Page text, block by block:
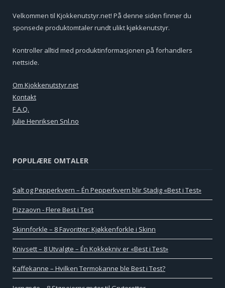
Velkommen til Kjokkenutstyr.net! På denne siden finner du
sponsede produktomtaler rundt ulikt kjøkkenutstyr.
Kontroller alltid med produktinformasjonen på forhandlers
nettside.
Om Kjokkenutstyr.net
Kontakt
F.A.Q.
Julie Henriksen Snl.no
POPULÆRE OMTALER
Salt og Pepperkvern – Én Pepperkvern blir Stadig «Best i Test»
Pizzaovn - Flere Best i Test
Skinnforkle – 8 Favoritter: Kjøkkenforkle i Skinn
Knivsett – 8 Utvalgte – Én Kokkekniv er «Best i Test»
Kaffekanne – Hvilken Termokanne ble Best i Test?